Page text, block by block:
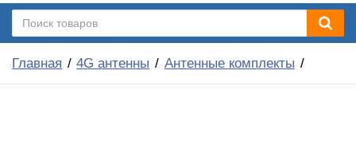
Главная 4G антенны Антенные комплекты